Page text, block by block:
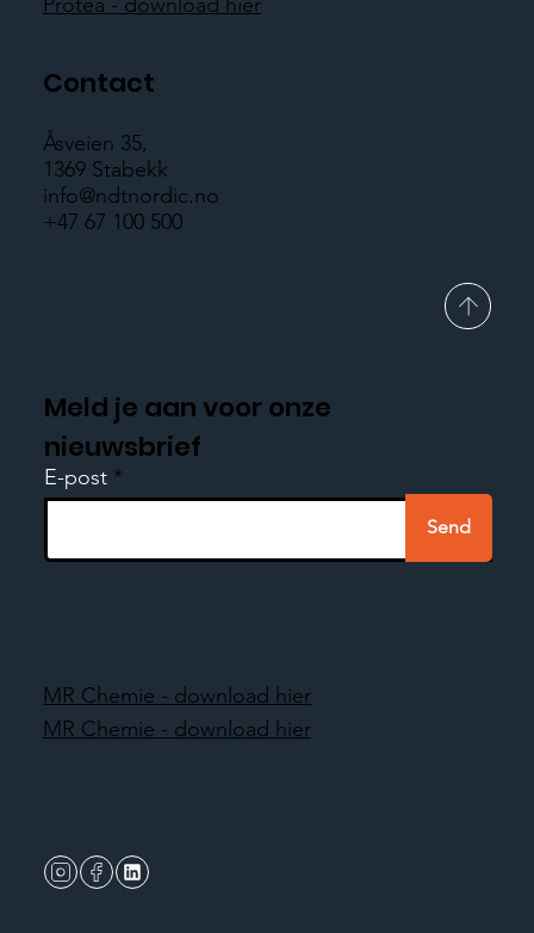
Contact
Åsveien 35,
1369 Stabekk
info@ndtnordic.no
+47 67 100 500
Meld je aan voor onze
nieuwsbrief
E-post
Send
MR Chemie - download hier
MR Chemie - download hier